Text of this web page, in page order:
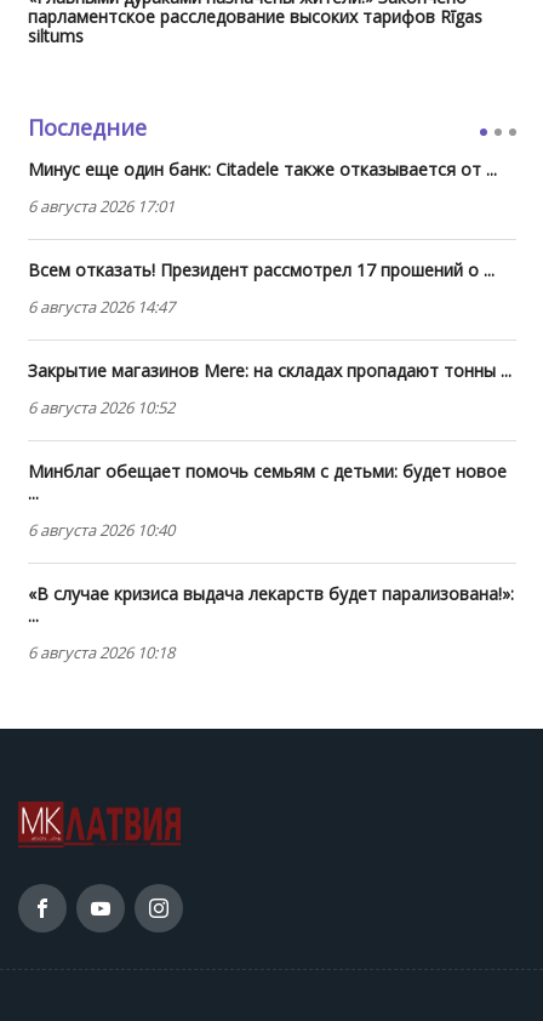
парламентское расследование высоких тарифов Rīgas
siltums
Последние
Минус еще один банк: Citadele также отказывается от ...
6 августа 2026 17:01
Всем отказать! Президент рассмотрел 17 прошений о ...
6 августа 2026 14:47
Закрытие магазинов Mere: на складах пропадают тонны ...
6 августа 2026 10:52
Минблаг обещает помочь семьям с детьми: будет новое
...
6 августа 2026 10:40
«В случае кризиса выдача лекарств будет парализована!»:
...
6 августа 2026 10:18